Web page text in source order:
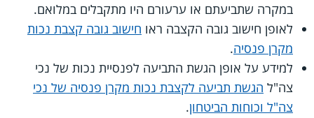
במקרה שתביעתם או ערעורם היו מתקבלים במלואם.
לאופן חישוב גובה הקצבה ראו חישוב גובה קצבת נכות
מקרן פנסיה.
למידע על אופן הגשת התביעה לפנסיית נכות של נכי
צה"ל הגשת תביעה לקצבת נכות מקרן פנסיה של נכי
צה"ל וכוחות הביטחון.